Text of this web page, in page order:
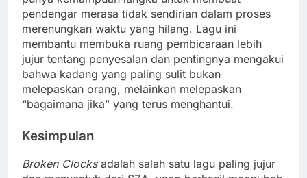
pendengar merasa tidak sendirian dalam proses
merenungkan waktu yang hilang. Lagu ini
membantu membuka ruang pembicaraan lebih
jujur tentang penyesalan dan pentingnya mengakui
bahwa kadang yang paling sulit bukan
melepaskan orang, melainkan melepaskan
“bagaimana jika” yang terus menghantui.
Kesimpulan
Broken Clocksadalah salah satu lagu paling jujur